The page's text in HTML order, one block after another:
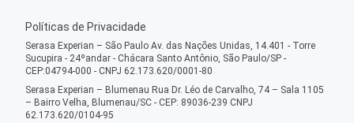
Políticas de Privacidade
Serasa Experian – São Paulo Av. das Nações Unidas, 14.401 - Torre
Sucupira - 24ºandar - Chácara Santo Antônio, São Paulo/SP -
CEP:04794-000 - CNPJ 62.173.620/0001-80
Serasa Experian – Blumenau Rua Dr. Léo de Carvalho, 74 – Sala 1105
– Bairro Velha, Blumenau/SC - CEP: 89036-239 CNPJ
62.173.620/0104-95